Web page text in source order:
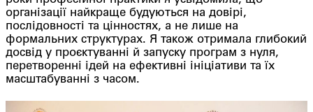
організації найкраще будуються на довірі,
послідовності та цінностях, а не лише на
формальних структурах. Я також отримала глибокий
досвід у проєктуванні й запуску програм з нуля,
перетворенні ідей на ефективні ініціативи та їх
масштабуванні з часом.